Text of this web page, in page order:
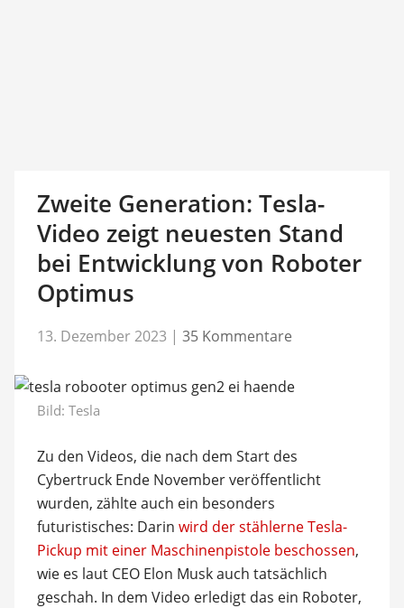
Zweite Generation: Tesla-
Video zeigt neuesten Stand
bei Entwicklung von Roboter
Optimus
13. Dezember 2023 | 35 Kommentare
Bild: Tesla
Zu den Videos, die nach dem Start des
Cybertruck Ende November veröffentlicht
wurden, zählte auch ein besonders
futuristisches: Darin wird der stählerne Tesla-
Pickup mit einer Maschinenpistole beschossen,
wie es laut CEO Elon Musk auch tatsächlich
geschah. In dem Video erledigt das ein Roboter,